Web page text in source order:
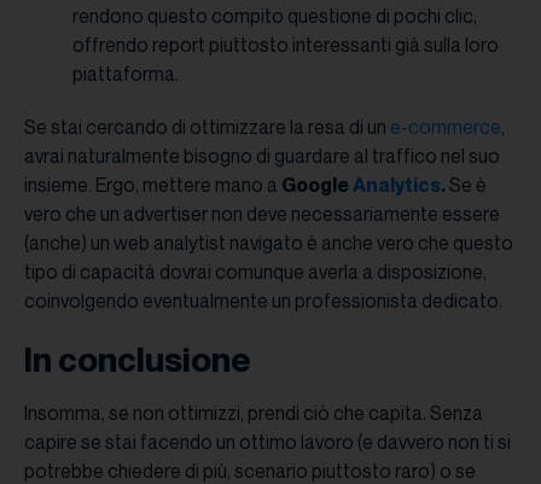
rendono questo compito questione di pochi clic,
offrendo report piuttosto interessanti già sulla loro
piattaforma.
Se stai cercando di ottimizzare la resa di un e-commerce,
avrai naturalmente bisogno di guardare al traffico nel suo
insieme. Ergo, mettere mano a GoogleAnalytics.Se è
vero che un advertiser non deve necessariamente essere
(anche) un web analytist navigato è anche vero che questo
tipo di capacità dovrai comunque averla a disposizione,
coinvolgendo eventualmente un professionista dedicato.
In conclusione
Insomma, se non ottimizzi, prendi ciò che capita. Senza
capire se stai facendo un ottimo lavoro (e davvero non ti si
potrebbe chiedere di più, scenario piuttosto raro) o se